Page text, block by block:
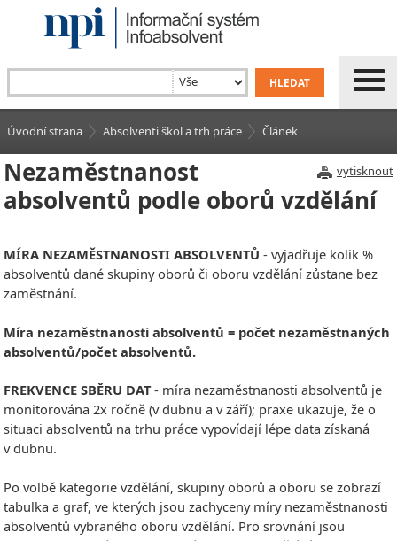
Úvodní strana Absolventi škol a trh práce Článek
vytisknout
Nezaměstnanost
absolventů podle oborů vzdělání
MÍRA NEZAMĚSTNANOSTI ABSOLVENTŮ - vyjadřuje kolik %
absolventů dané skupiny oborů či oboru vzdělání zůstane bez
zaměstnání.
Míra nezaměstnanosti absolventů = počet nezaměstnaných
absolventů/počet absolventů.
FREKVENCE SBĚRU DAT- míra nezaměstnanosti absolventů je
monitorována 2x ročně (v dubnu a v září); praxe ukazuje, že o
situaci absolventů na trhu práce vypovídají lépe data získaná
v dubnu.
Po volbě kategorie vzdělání, skupiny oborů a oboru se zobrazí
tabulka a graf, ve kterých jsou zachyceny míry nezaměstnanosti
absolventů vybraného oboru vzdělání. Pro srovnání jsou